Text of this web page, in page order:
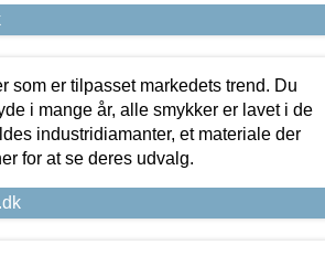
som er tilpasset markedets trend. Du
i mange år, alle smykker er lavet i de
industridiamanter, et materiale der
for at se deres udvalg.